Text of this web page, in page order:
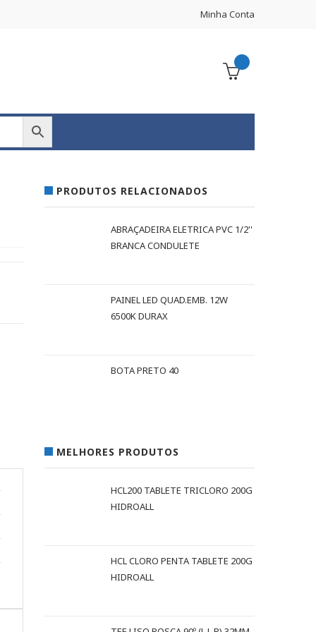
Minha Conta
PRODUTOS RELACIONADOS
ABRAÇADEIRA ELETRICA PVC 1/2''
BRANCA CONDULETE
PAINEL LED QUAD.EMB. 12W
6500K DURAX
BOTA PRETO 40
MELHORES PRODUTOS
HCL200 TABLETE TRICLORO 200G
HIDROALL
HCL CLORO PENTA TABLETE 200G
HIDROALL